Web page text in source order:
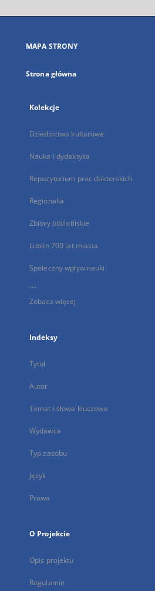
się
karcie
MAPA STRONY
Strona główna
Kolekcje
Dziedzictwo kulturowe
Nauka i dydaktyka
Repozytorium prac doktorskich
Regionalia
Zbiory bibliofilskie
Lublin 700 lat miasta
Społeczny wpływ nauki
...
Zobacz więcej
Indeksy
Tytuł
Autor
Temat i słowa kluczowe
Wydawca
Typ zasobu
Język
Prawa
O Projekcie
Opis projektu
Regulamin